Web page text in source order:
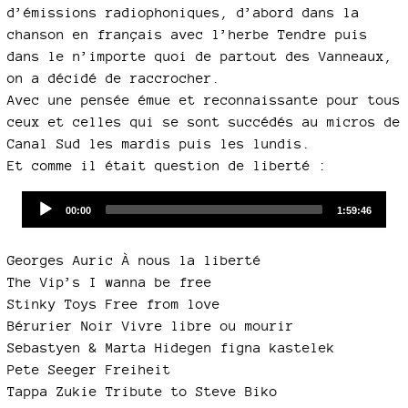
d’émissions radiophoniques, d’abord dans la
chanson en français avec l’herbe Tendre puis
dans le n’importe quoi de partout des Vanneaux,
on a décidé de raccrocher.
Avec une pensée émue et reconnaissante pour tous
ceux et celles qui se sont succédés au micros de
Canal Sud les mardis puis les lundis.
Et comme il était question de liberté :
Current
00:00
Total
1:59:46
Georges Auric À nous la liberté
The Vip’s I wanna be free
Stinky Toys Free from love
Bérurier Noir Vivre libre ou mourir
Sebastyen & Marta Hidegen figna kastelek
Pete Seeger Freiheit
Tappa Zukie Tribute to Steve Biko